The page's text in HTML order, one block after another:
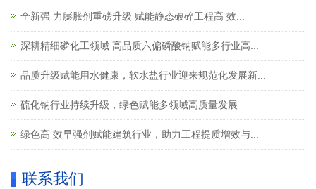
全新强 力膨胀剂重磅升级 赋能静态破碎工程高 效...
深耕精细磷化工领域 高品质六偏磷酸钠赋能多行业高...
品质升级赋能用水健康，软水盐行业迎来规范化发展新...
硫化钠行业持续升级，绿色赋能多领域高质量发展
绿色高 效早强剂赋能建筑行业，助力工程提质增效与...
联系我们